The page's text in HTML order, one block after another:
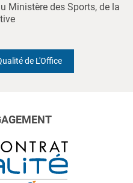
Ministère des Sports, de la
de L'Office